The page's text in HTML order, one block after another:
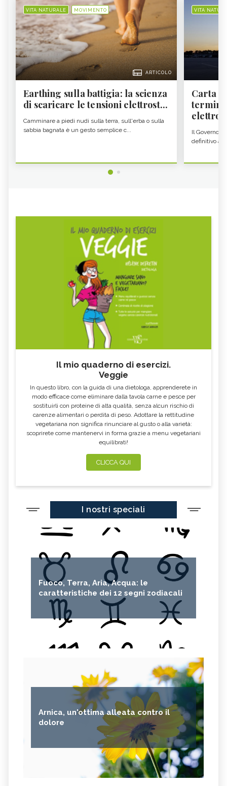
VITA NATURALE MOVIMENTO
ARTICOLO
Earthing sulla battigia: la scienza
di scaricare le tensioni elettrost...
Camminare a piedi nudi sulla terra, sull'erba o sulla
sabbia bagnata è un gesto semplice c...
VITA
Carta
Il Governo
definitivo
Il mio quaderno di esercizi.
Veggie
In questo libro, con la guida di una dietologa, apprenderete in
modo efficace come eliminare dalla tavola carne e pesce per
sostituirli con proteine di alta qualità, senza alcun rischio di
carenze alimentari o perdita di peso. Adottare la rettitudine
vegetariana non significa rinunciare al gusto o alla varietà:
scoprirete come mantenervi in forma grazie a menu vegetariani
equilibrati!
CLICCA QUI
I nostri speciali
Fuoco, Terra, Aria, Acqua: le
caratteristiche dei 12 segni zodiacali
Arnica, un'ottima alleata contro il
dolore